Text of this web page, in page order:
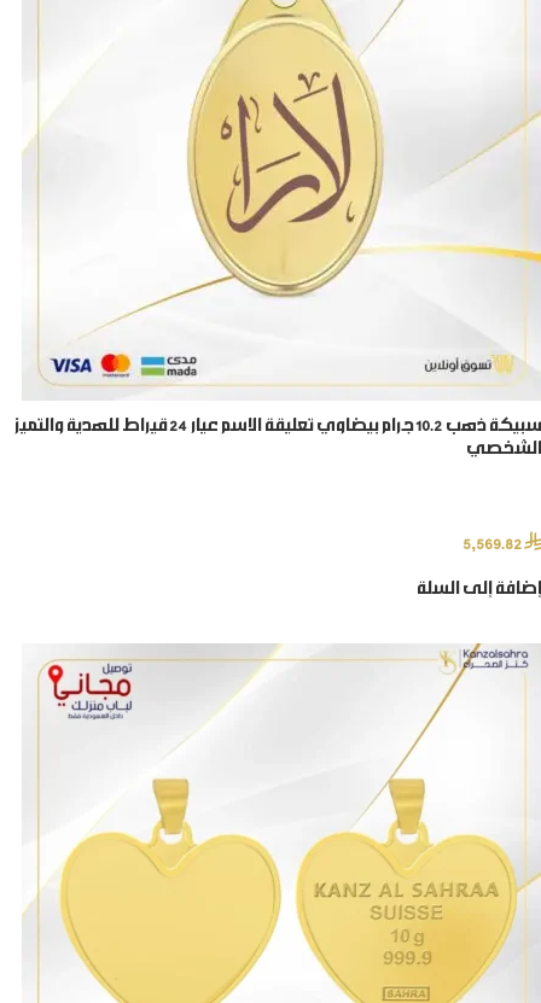
سبيكة ذهب 10.2 جرام بيضاوي تعليقة الاسم عيار 24 قيراط للهدية والتميز
الشخصي
⃁
إضافة إلى السلة